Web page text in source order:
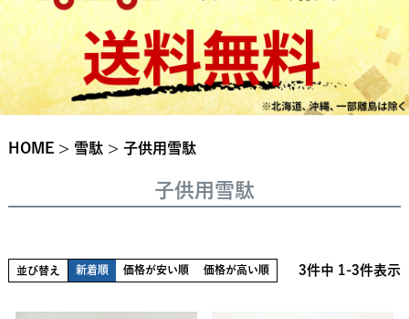
HOME 雪駄 子供用雪駄
子供用雪駄
並び替え 新着順 価格が安い順 価格が高い順 3件中 1-3件表示